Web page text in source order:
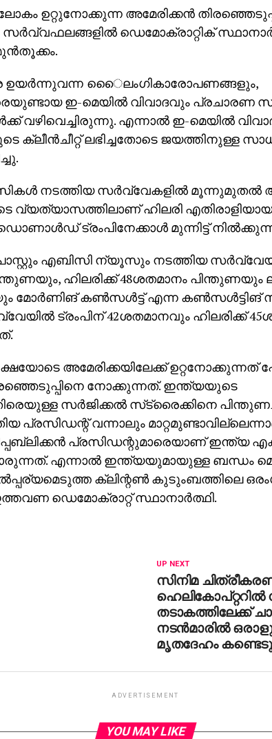
ഉറ്റുനോക്കുന്ന അമേരിക്കന്‍
ഡെമോക്രാറ്റിക്
ഉയര്‍ന്നുവന്ന െൈലംഗികാരോപണങ്ങളും,
ഇ-മെയില്‍ വിവാദവും പ്രചാരണ
വഴിവെച്ചിരുന്നു. എന്നാല്‍ ഇ-മെയില്‍
ലഭിച്ചതോടെ ജയത്തിനുള്ള
നടത്തിയ സര്‍വ്വേകളില്‍
വ്യത്യാസത്തിലാണ് ഹിലരി എതിരാളിയായ
ട്രംപിനേക്കാള്‍ മുന്നിട്ട്
എബിസി ന്യൂസും നടത്തിയ
ഹിലരിക്ക് 48ശതമാനം പിന്തുണയും
മോര്‍ണിങ് കണ്‍സള്‍ട്ട് എന്ന കണ്‍സള്‍ട്ടിങ്
ട്രംപിന് 42ശതമാനവും ഹിലരിക്ക്
അമേരിക്കയിലേക്ക്
നോക്കുന്നത്. ഇന്ത്യയുടെ
സര്‍ജിക്കല്‍ സ്‌ട്രൈക്കിനെ
പ്രസിഡന്റ് വന്നാലും
പ്രസിഡന്റുമാരെയാണ് ഇന്ത്യ
എന്നാല്‍ ഇന്ത്യയുമായുള്ള ബന്ധം
ക്ലിന്റണ്‍ കുടുംബത്തിലെ
ഡെമോക്രാറ്റ് സ്ഥാനാര്‍ത്ഥി.
UP NEXT
സിനിമ
ഹെലികോപ്റ്ററില്‍
തടാകത്തിലേക്ക്
നടന്‍മാരില്‍
മൃതദേഹം
ADVERTISEMENT
YOU MAY LIKE